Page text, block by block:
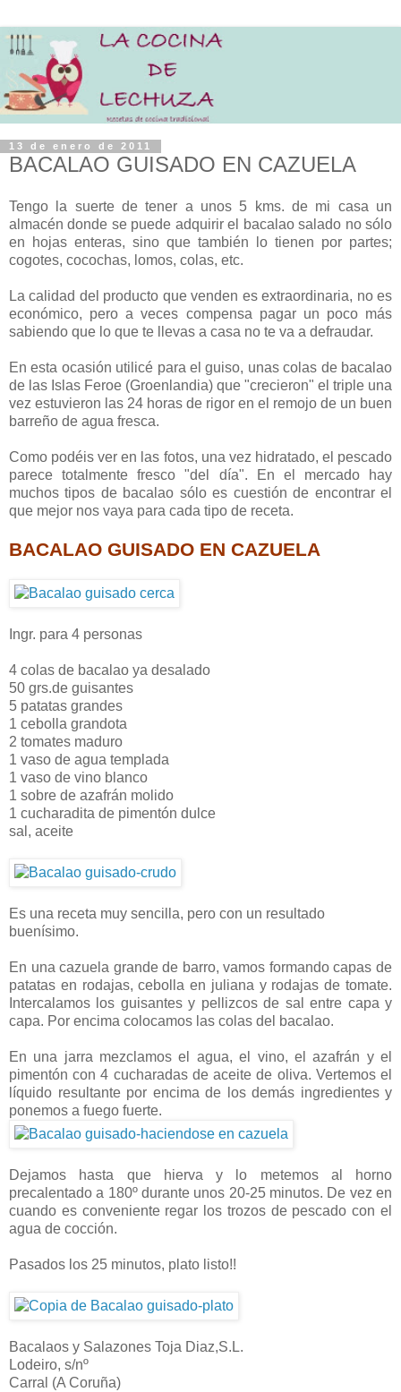
13 de enero de 2011
BACALAO GUISADO EN CAZUELA
Tengo la suerte de tener a unos 5 kms. de mi casa un
almacén donde se puede adquirir el bacalao salado no sólo
en hojas enteras, sino que también lo tienen por partes;
cogotes, cocochas, lomos, colas, etc.
La calidad del producto que venden es extraordinaria, no es
económico, pero a veces compensa pagar un poco más
sabiendo que lo que te llevas a casa no te va a defraudar.
En esta ocasión utilicé para el guiso, unas colas de bacalao
de las Islas Feroe (Groenlandia) que "crecieron" el triple una
vez estuvieron las 24 horas de rigor en el remojo de un buen
barreño de agua fresca.
Como podéis ver en las fotos, una vez hidratado, el pescado
parece totalmente fresco "del día". En el mercado hay
muchos tipos de bacalao sólo es cuestión de encontrar el
que mejor nos vaya para cada tipo de receta.
BACALAO GUISADO EN CAZUELA
Ingr. para 4 personas
4 colas de bacalao ya desalado
50 grs.de guisantes
5 patatas grandes
1 cebolla grandota
2 tomates maduro
1 vaso de agua templada
1 vaso de vino blanco
1 sobre de azafrán molido
1 cucharadita de pimentón dulce
sal, aceite
Es una receta muy sencilla, pero con un resultado
buenísimo.
En una cazuela grande de barro, vamos formando capas de
patatas en rodajas, cebolla en juliana y rodajas de tomate.
Intercalamos los guisantes y pellizcos de sal entre capa y
capa. Por encima colocamos las colas del bacalao.
En una jarra mezclamos el agua, el vino, el azafrán y el
pimentón con 4 cucharadas de aceite de oliva. Vertemos el
líquido resultante por encima de los demás ingredientes y
ponemos a fuego fuerte.
Dejamos hasta que hierva y lo metemos al horno
precalentado a 180º durante unos 20-25 minutos. De vez en
cuando es conveniente regar los trozos de pescado con el
agua de cocción.
Pasados los 25 minutos, plato listo!!
Bacalaos y Salazones Toja Diaz,S.L.
Lodeiro, s/nº
Carral (A Coruña)